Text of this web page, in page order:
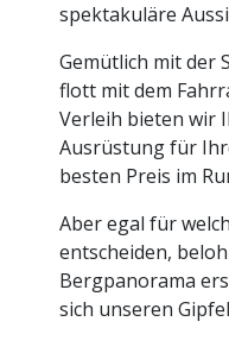
spektakuläre
Gemütlich mit der
flott mit dem
Verleih bieten wir
Ausrüstung für
besten Preis im
Aber egal für
entscheiden,
Bergpanorama
sich unseren